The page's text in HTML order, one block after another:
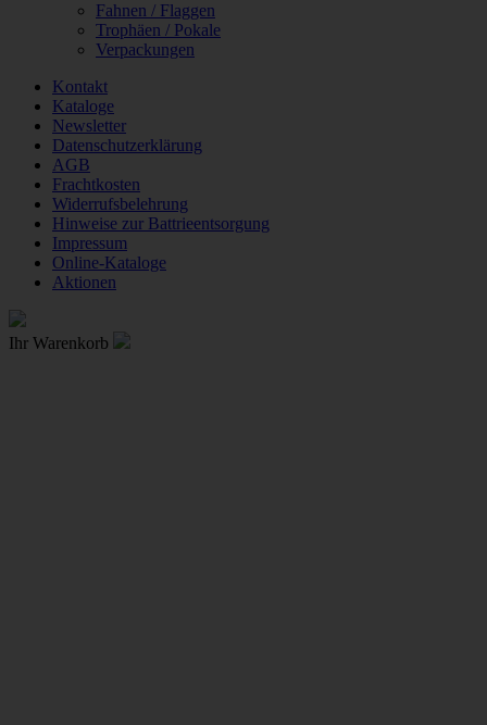
Fahnen / Flaggen
Trophäen / Pokale
Verpackungen
Kontakt
Kataloge
Newsletter
Datenschutzerklärung
AGB
Frachtkosten
Widerrufsbelehrung
Hinweise zur Battrieentsorgung
Impressum
Online-Kataloge
Aktionen
Ihr Warenkorb